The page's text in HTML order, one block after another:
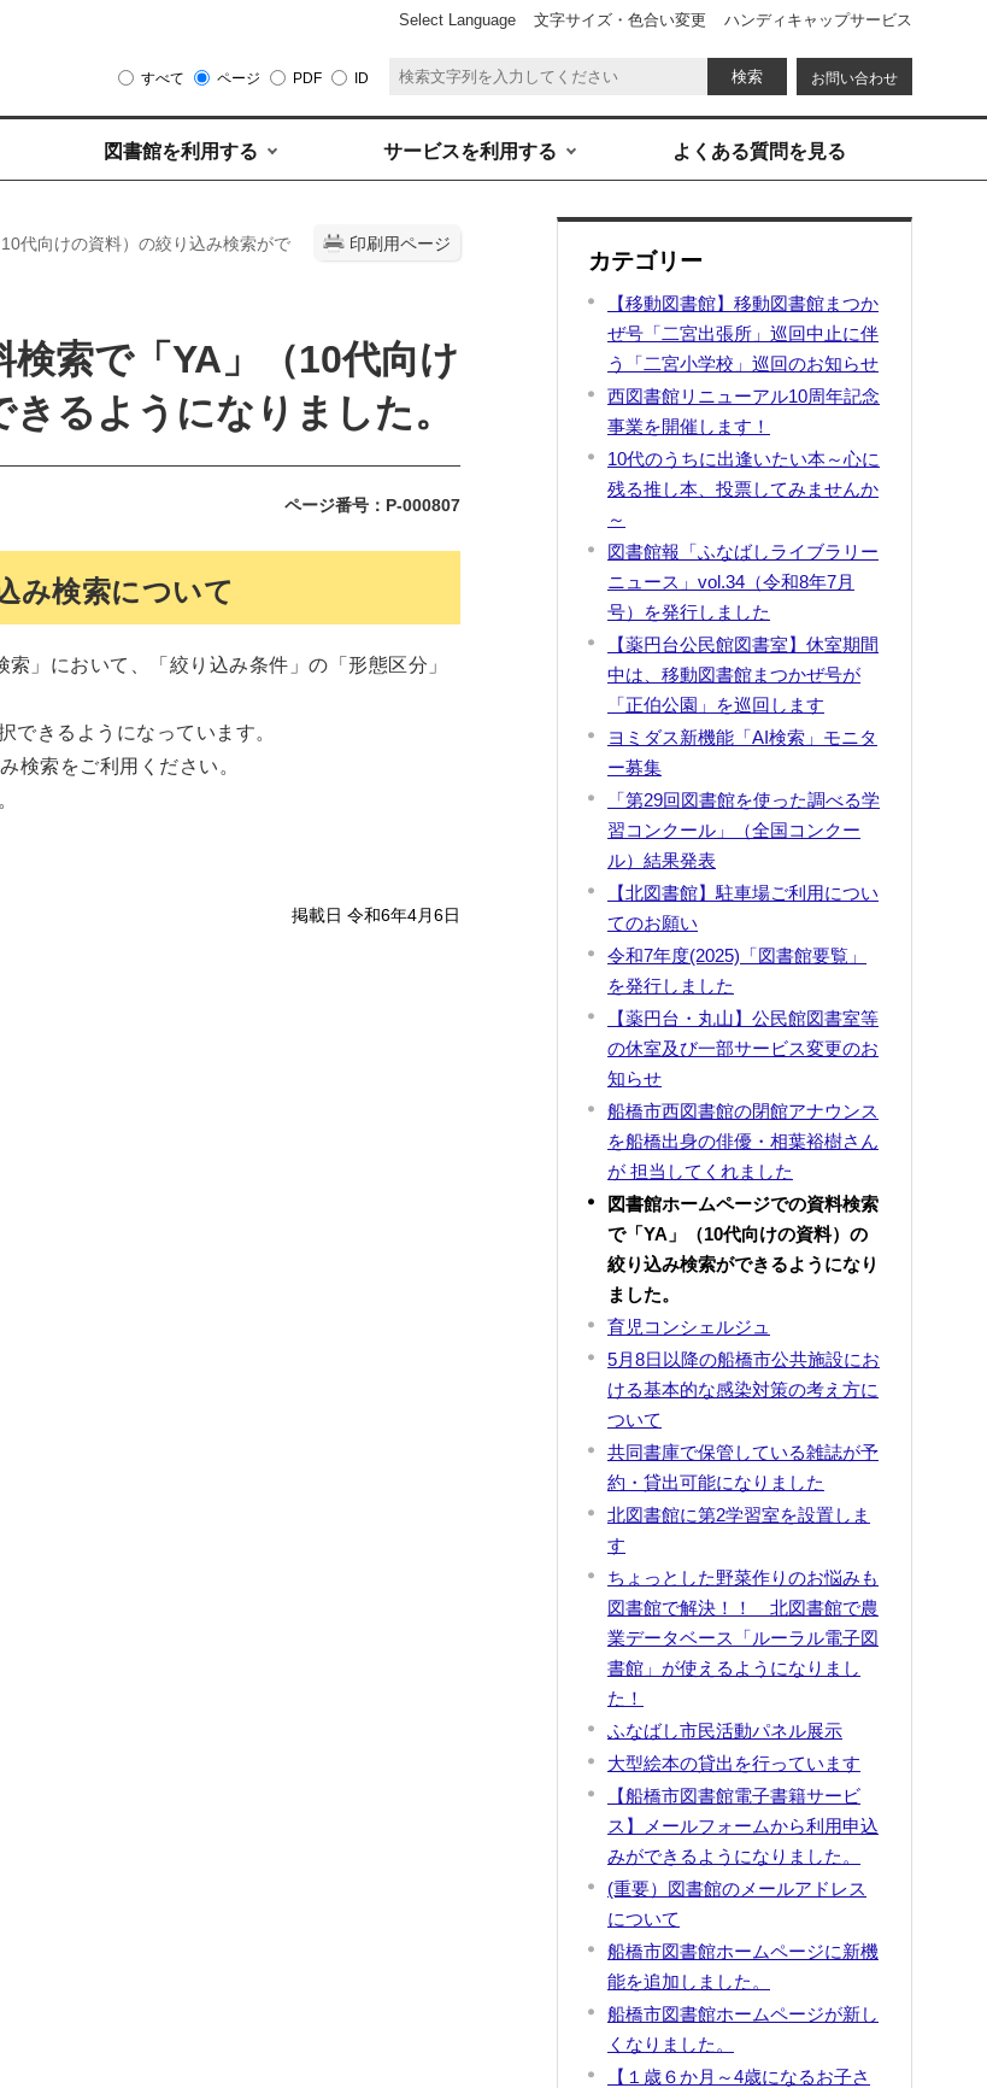
お問い合わせ
すべて ページ PDF ID
Select Language 文字サイズ・色合い変更 ハンディキャップサービス
図書館を利用する サービスを利用する よくある質問を見る
印刷用ページ
代向けの資料）の絞り込み検索がで
索で「YA」（10代向け
るようになりました。
ページ番号：P-000807
み検索について
」において、「絞り込み条件」の「形態区分」
できるようになっています。
検索をご利用ください。
掲載日 令和6年4月6日
カテゴリー
【移動図書館】移動図書館まつか
ぜ号「二宮出張所」巡回中止に伴
う「二宮小学校」巡回のお知らせ
西図書館リニューアル10周年記念
事業を開催します！
10代のうちに出逢いたい本～心に
残る推し本、投票してみませんか
～
図書館報「ふなばしライブラリー
ニュース」vol.34（令和8年7月
号）を発行しました
【薬円台公民館図書室】休室期間
中は、移動図書館まつかぜ号が
「正伯公園」を巡回します
ヨミダス新機能「AI検索」モニタ
ー募集
「第29回図書館を使った調べる学
習コンクール」（全国コンクー
ル）結果発表
【北図書館】駐車場ご利用につい
てのお願い
令和7年度(2025)「図書館要覧」
を発行しました
【薬円台・丸山】公民館図書室等
の休室及び一部サービス変更のお
知らせ
船橋市西図書館の閉館アナウンス
を船橋出身の俳優・相葉裕樹さん
が 担当してくれました
図書館ホームページでの資料検索
で「YA」（10代向けの資料）の
絞り込み検索ができるようになり
ました。
育児コンシェルジュ
5月8日以降の船橋市公共施設にお
ける基本的な感染対策の考え方に
ついて
共同書庫で保管している雑誌が予
約・貸出可能になりました
北図書館に第2学習室を設置しま
す
ちょっとした野菜作りのお悩みも
図書館で解決！！ 北図書館で農
業データベース「ルーラル電子図
書館」が使えるようになりまし
た！
ふなばし市民活動パネル展示
大型絵本の貸出を行っています
【船橋市図書館電子書籍サービ
ス】メールフォームから利用申込
みができるようになりました。
(重要）図書館のメールアドレス
について
船橋市図書館ホームページに新機
能を追加しました。
船橋市図書館ホームページが新し
くなりました。
【１歳６か月～4歳になるお子さ